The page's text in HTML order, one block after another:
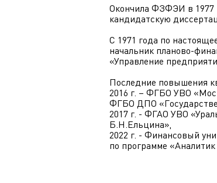
Окончила ФЗФЭИ в 1977
кандидатскую
С 1971 года по
начальник планово-
«Управление
Последние повышения
2016 г. – ФГБО УВО
ФГБО ДПО
2017 г. - ФГАО УВО
Б.Н.Ельцина»,
2022 г. - Финансовый
по программе «Аналитик